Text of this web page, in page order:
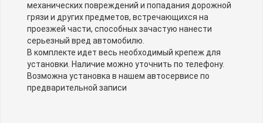
механических повреждений и попадания дорожной
грязи и других предметов, встречающихся на
проезжей части, способных зачастую нанести
серьезный вред автомобилю.
В комплекте идет весь необходимый крепеж для
установки. Наличие можно уточнить по телефону.
Возможна установка в нашем автосервисе по
предварительной записи